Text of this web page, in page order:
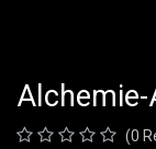
Alchemie-
(0